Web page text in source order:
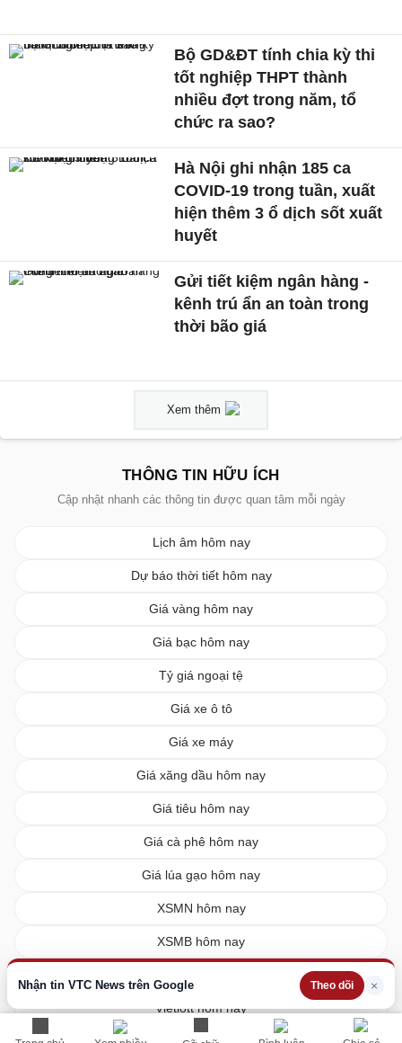
Nhận tin VTC News trên Google Theo dõi ×
Bộ GD&ĐT tính chia kỳ thi
tốt nghiệp THPT thành
nhiều đợt trong năm, tổ
chức ra sao?
Hà Nội ghi nhận 185 ca
COVID-19 trong tuần, xuất
hiện thêm 3 ổ dịch sốt xuất
huyết
Gửi tiết kiệm ngân hàng -
kênh trú ẩn an toàn trong
thời bão giá
Xem thêm
THÔNG TIN HỮU ÍCH
Cập nhật nhanh các thông tin được quan tâm mỗi ngày
Lịch âm hôm nay
Dự báo thời tiết hôm nay
Giá vàng hôm nay
Giá bạc hôm nay
Tỷ giá ngoại tệ
Giá xe ô tô
Giá xe máy
Giá xăng dầu hôm nay
Giá tiêu hôm nay
Giá cà phê hôm nay
Giá lúa gạo hôm nay
XSMN hôm nay
XSMB hôm nay
Vietlott hôm nay